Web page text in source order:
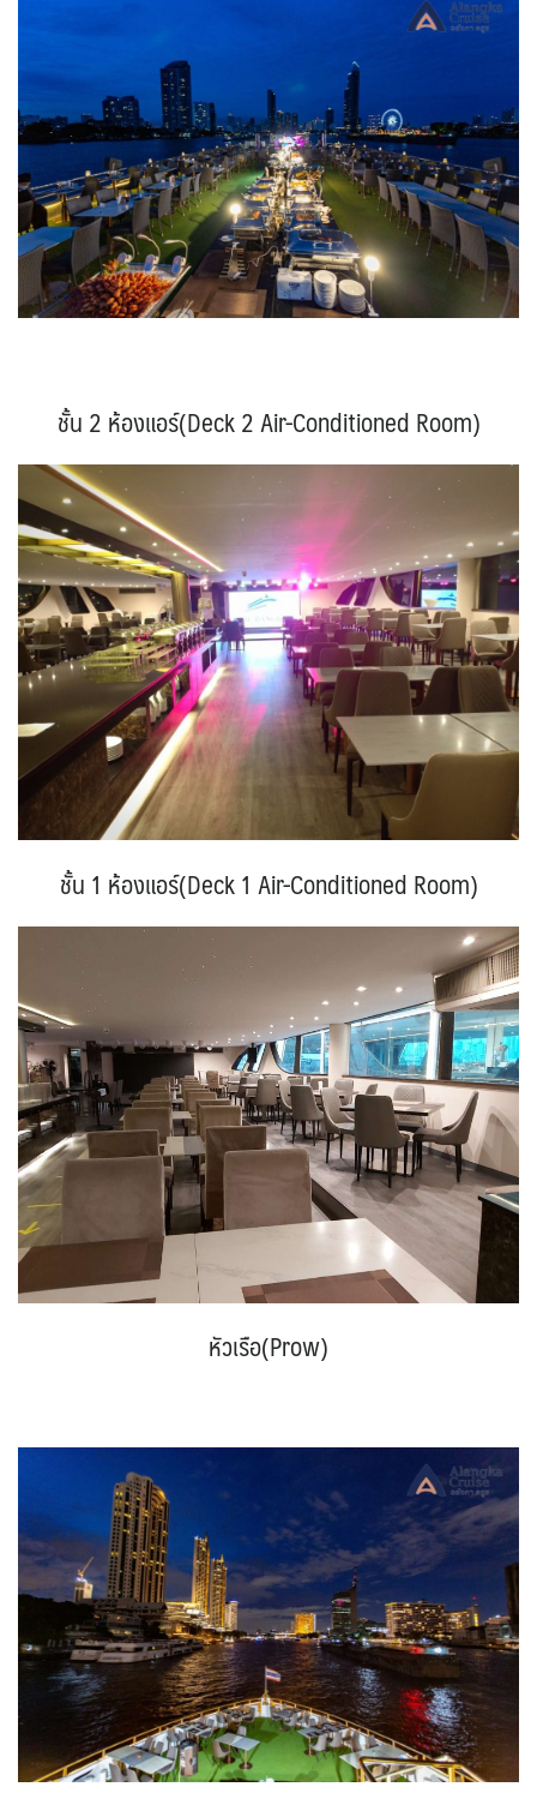
ชั้น 2 ห้องแอร์(Deck 2 Air-Conditioned Room)
ชั้น 1 ห้องแอร์(Deck 1 Air-Conditioned Room)
หัวเรือ(Prow)